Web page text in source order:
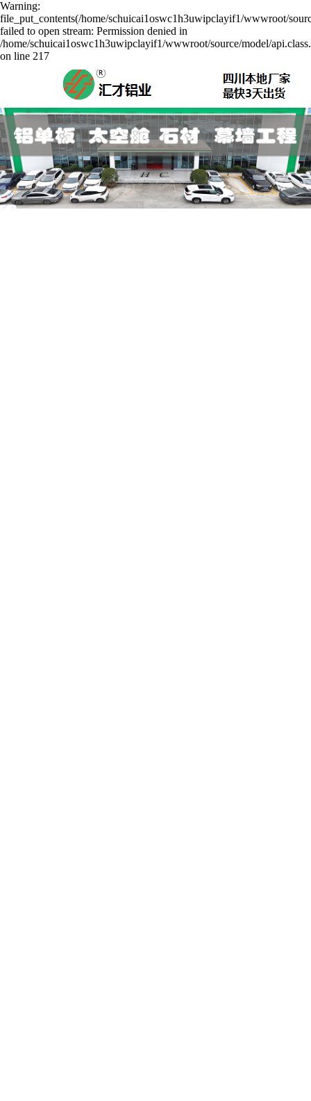
Warning:
file_put_contents(/home/schuicai1oswc1h3uwipclayif1/wwwroot/
failed to open stream: Permission denied in
/home/schuicai1oswc1h3uwipclayif1/wwwroot/source/model/
on line 217